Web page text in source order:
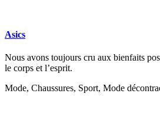
Asics
Nous avons toujours cru aux bienfaits
le corps et l’esprit.
Mode, Chaussures, Sport, Mode